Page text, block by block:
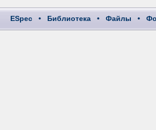
ESpec • Библиотека • Файлы •